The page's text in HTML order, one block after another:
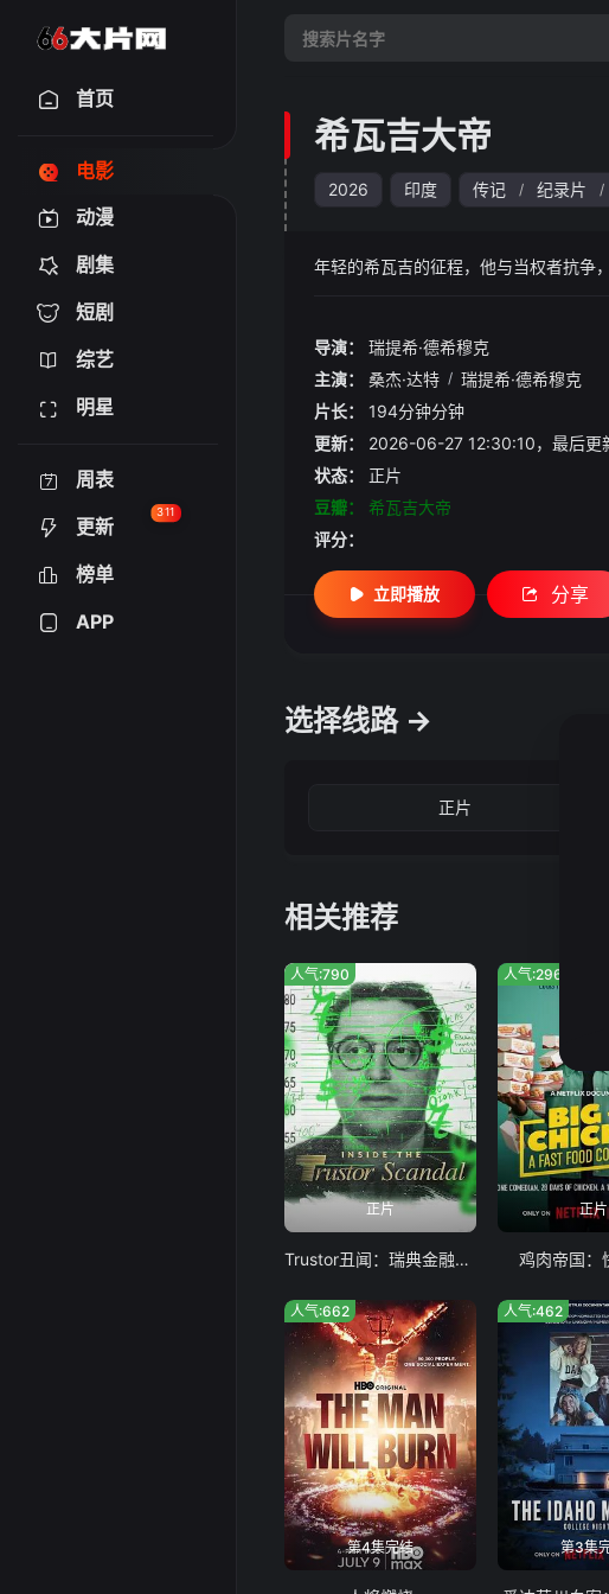
首页
电影
动漫
剧集
短剧
综艺
明星
周表
更新
311
榜单
APP
希瓦吉大帝
2026 印度 传记 / 纪录片 /
年轻的希瓦吉的征程，他与当权者抗争
导演：
瑞提希·德希穆克
主演：
桑杰·达特 / 瑞提希·德希穆克
片长：
194分钟分钟
更新：
2026-06-27 12:30:10，最后更
状态：
正片
豆瓣：
希瓦吉大帝
评分：
立即播放 分享
选择线路 →
正片
相关推荐
正片
人气:790
Trustor丑闻：瑞典金融案内幕
正片
人气:296
鸡肉帝国：
第4集完结
人气:662
第3集
人气:462